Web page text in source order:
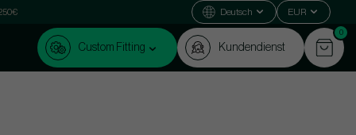
Deutsch EUR
Custom Fitting Kundendienst
0